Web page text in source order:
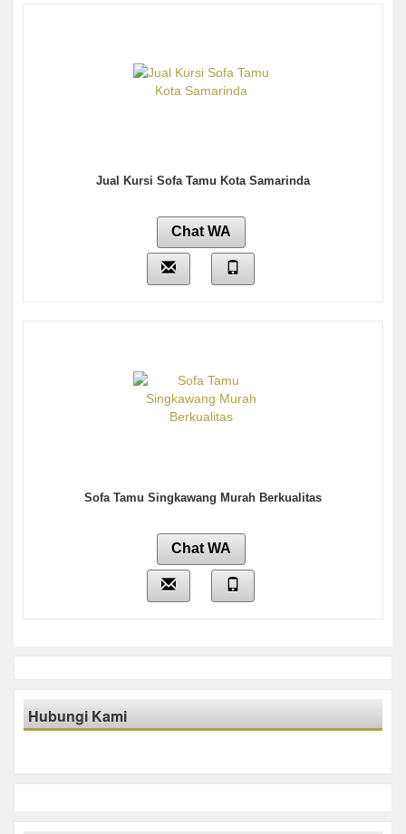
Jual Kursi Sofa Tamu Kota Samarinda
Chat WA
Sofa Tamu Singkawang Murah Berkualitas
Chat WA
Hubungi Kami